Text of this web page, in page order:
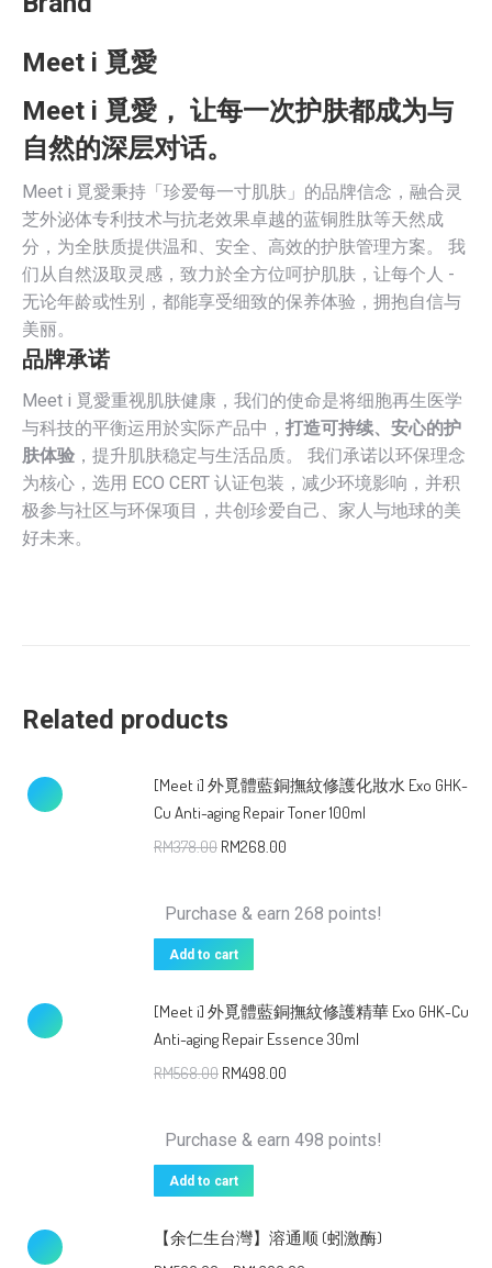
Meet i 覓愛
Meet i 覓愛， 让每一次护肤都成为与
自然的深层对话。
Meet i 覓愛秉持「珍爱每一寸肌肤」的品牌信念，融合灵
芝外泌体专利技术与抗老效果卓越的蓝铜胜肽等天然成
分，为全肤质提供温和、安全、高效的护肤管理方案。 我
们从自然汲取灵感，致力於全方位呵护肌肤，让每个人 -
无论年龄或性别，都能享受细致的保养体验，拥抱自信与
美丽。
品牌承诺
Meet i 覓愛重视肌肤健康，我们的使命是将细胞再生医学
与科技的平衡运用於实际产品中， 打造可持续、安心的护
肤体验 ，提升肌肤稳定与生活品质。 我们承诺以环保理念
为核心，选用 ECO CERT 认证包装，减少环境影响，并积
极参与社区与环保项目，共创珍爱自己、家人与地球的美
好未来。
Related products
[Meet i] 外覓體藍銅撫紋修護化妝水 Exo GHK-
Cu Anti-aging Repair Toner 100ml
RM378.00 RM268.00
Purchase & earn 268 points!
Add to cart
[Meet i] 外覓體藍銅撫紋修護精華 Exo GHK-Cu
Anti-aging Repair Essence 30ml
RM568.00 RM498.00
Purchase & earn 498 points!
Add to cart
【余仁生台灣】溶通顺 (蚓激酶)